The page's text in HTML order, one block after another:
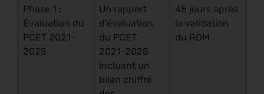
Phase 1 :
Évaluation du
PCET 2021–
2025
Un rapport
d’évaluation
du PCET
2021-2025
incluant un
bilan chiffré
45 jours après
la validation
du ROM